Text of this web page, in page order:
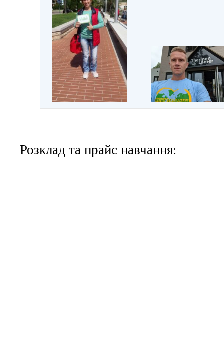
Розклад та прайс навчання: